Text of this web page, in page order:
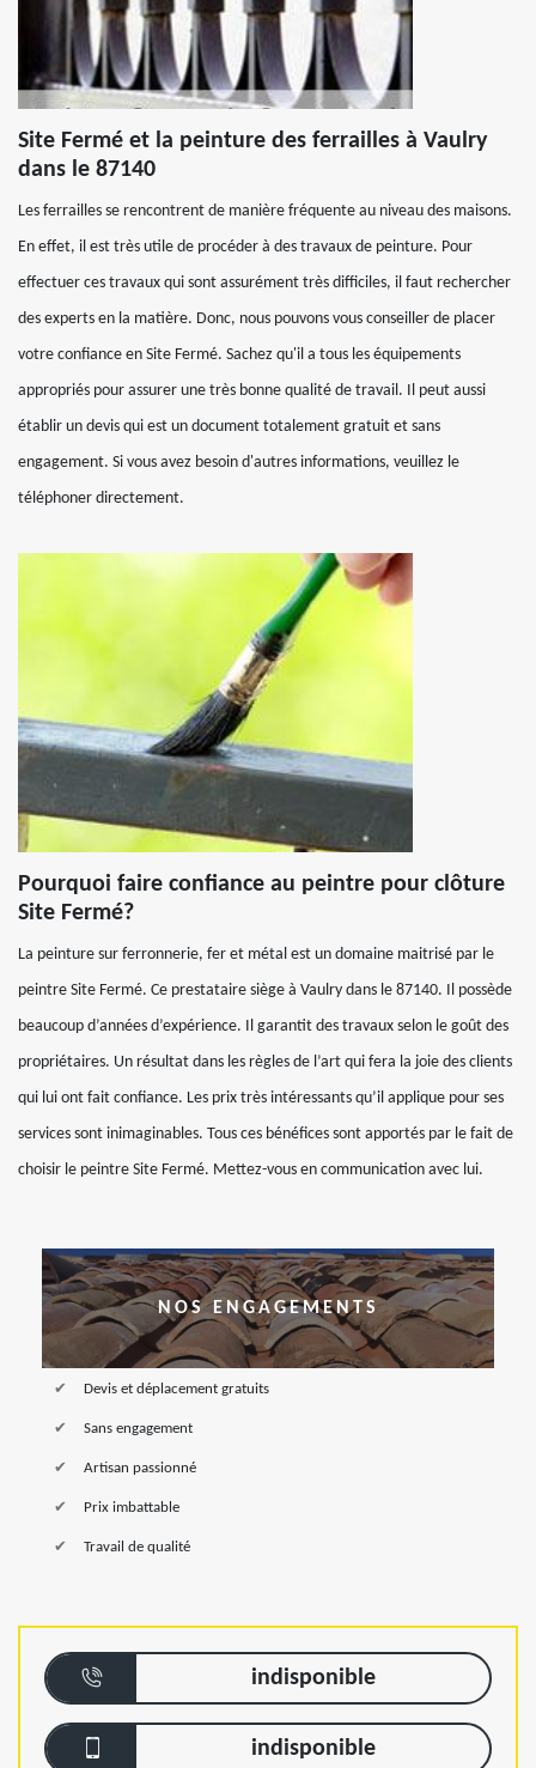
Site Fermé et la peinture des ferrailles à Vaulry
dans le 87140
Les ferrailles se rencontrent de manière fréquente au niveau des maisons.
En effet, il est très utile de procéder à des travaux de peinture. Pour
effectuer ces travaux qui sont assurément très difficiles, il faut rechercher
des experts en la matière. Donc, nous pouvons vous conseiller de placer
votre confiance en Site Fermé. Sachez qu'il a tous les équipements
appropriés pour assurer une très bonne qualité de travail. Il peut aussi
établir un devis qui est un document totalement gratuit et sans
engagement. Si vous avez besoin d'autres informations, veuillez le
téléphoner directement.
Pourquoi faire confiance au peintre pour clôture
Site Fermé?
La peinture sur ferronnerie, fer et métal est un domaine maitrisé par le
peintre Site Fermé. Ce prestataire siège à Vaulry dans le 87140. Il possède
beaucoup d’années d’expérience. Il garantit des travaux selon le goût des
propriétaires. Un résultat dans les règles de l’art qui fera la joie des clients
qui lui ont fait confiance. Les prix très intéressants qu’il applique pour ses
services sont inimaginables. Tous ces bénéfices sont apportés par le fait de
choisir le peintre Site Fermé. Mettez-vous en communication avec lui.
NOS ENGAGEMENTS
Devis et déplacement gratuits
Sans engagement
Artisan passionné
Prix imbattable
Travail de qualité
indisponible
indisponible